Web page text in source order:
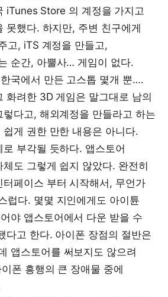
iTunes Store 의 계정을 가지고
못했다. 하지만, 주변 친구에게
고, iTS 계정을 만들고,
순간, 아뿔사… 게임이 없다.
국에서 만든 고스톱 몇개 뿐….
화려한 3D 게임은 말그대로 남의
다고, 해외계정을 만들라고 하는
게 권한 만한 내용은 아니다.
부각될 듯하다. 앱스토어
도 그렇게 쉽지 않았다. 완전히
페이스 부터 시작해서, 무언가
럽다. 몇몇 지인에게도 아이튠
야 앱스토어에서 다운 받을 수
다고 한다. 아이폰 장점의 절반은
앱스토어를 써보지도 않으려
폰 흥행의 큰 장애물 중에